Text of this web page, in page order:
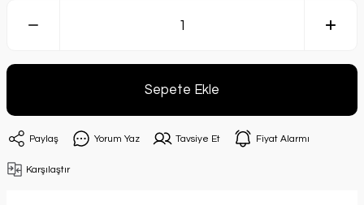
Sepete Ekle
Paylaş Yorum Yaz Tavsiye Et Fiyat Alarmı
Karşılaştır